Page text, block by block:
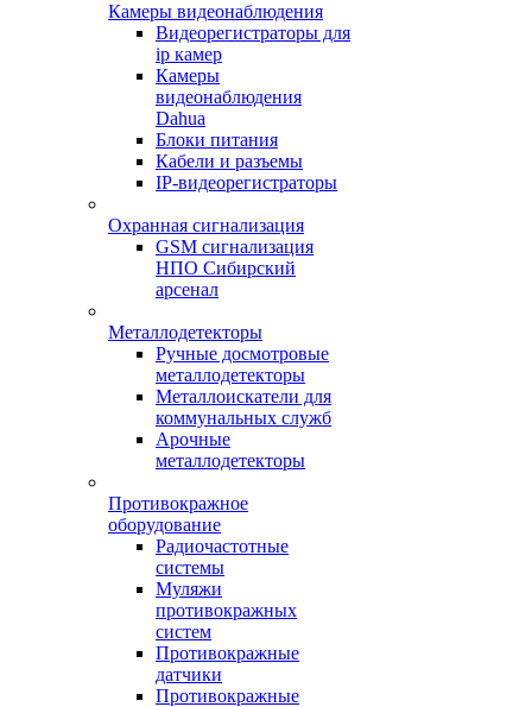
Камеры видеонаблюдения
Видеорегистраторы для
ip камер
Камеры
видеонаблюдения
Dahua
Блоки питания
Кабели и разъемы
IP-видеорегистраторы
Охранная сигнализация
GSM сигнализация
НПО Сибирский
арсенал
Металлодетекторы
Ручные досмотровые
металлодетекторы
Металлоискатели для
коммунальных служб
Арочные
металлодетекторы
Противокражное
оборудование
Радиочастотные
системы
Муляжи
противокражных
систем
Противокражные
датчики
Противокражные